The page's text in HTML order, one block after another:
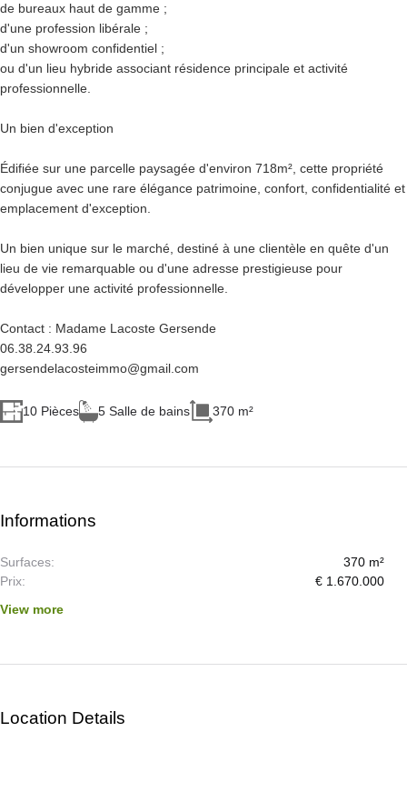
de bureaux haut de gamme ;
d'une profession libérale ;
d'un showroom confidentiel ;
ou d'un lieu hybride associant résidence principale et activité
professionnelle.
Un bien d'exception
Édifiée sur une parcelle paysagée d'environ 718m², cette propriété
conjugue avec une rare élégance patrimoine, confort, confidentialité et
emplacement d'exception.
Un bien unique sur le marché, destiné à une clientèle en quête d'un
lieu de vie remarquable ou d'une adresse prestigieuse pour
développer une activité professionnelle.
Contact : Madame Lacoste Gersende
06.38.24.93.96
gersendelacosteimmo@gmail.com
10 Pièces 5 Salle de bains 370 m²
Informations
Surfaces:
370 m²
Prix:
€ 1.670.000
View more
Location Details